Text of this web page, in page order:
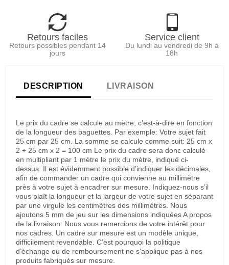
Retours faciles
Retours possibles pendant 14
jours
Service client
Du lundi au vendredi de 9h à
18h
DESCRIPTION LIVRAISON
Le prix du cadre se calcule au mètre, c’est-à-dire en fonction
de la longueur des baguettes. Par exemple: Votre sujet fait
25 cm par 25 cm. La somme se calcule comme suit: 25 cm x
2 + 25 cm x 2 = 100 cm Le prix du cadre sera donc calculé
en multipliant par 1 mètre le prix du mètre, indiqué ci-
dessus. Il est évidemment possible d’indiquer les décimales,
afin de commander un cadre qui convienne au millimètre
près à votre sujet à encadrer sur mesure. Indiquez-nous s’il
vous plaît la longueur et la largeur de votre sujet en séparant
par une virgule les centimètres des millimètres. Nous
ajoutons 5 mm de jeu sur les dimensions indiquées A propos
de la livraison: Nous vous remercions de votre intérêt pour
nos cadres. Un cadre sur mesure est un modèle unique,
difficilement revendable. C’est pourquoi la politique
d’échange ou de remboursement ne s’applique pas à nos
produits fabriqués sur mesure.